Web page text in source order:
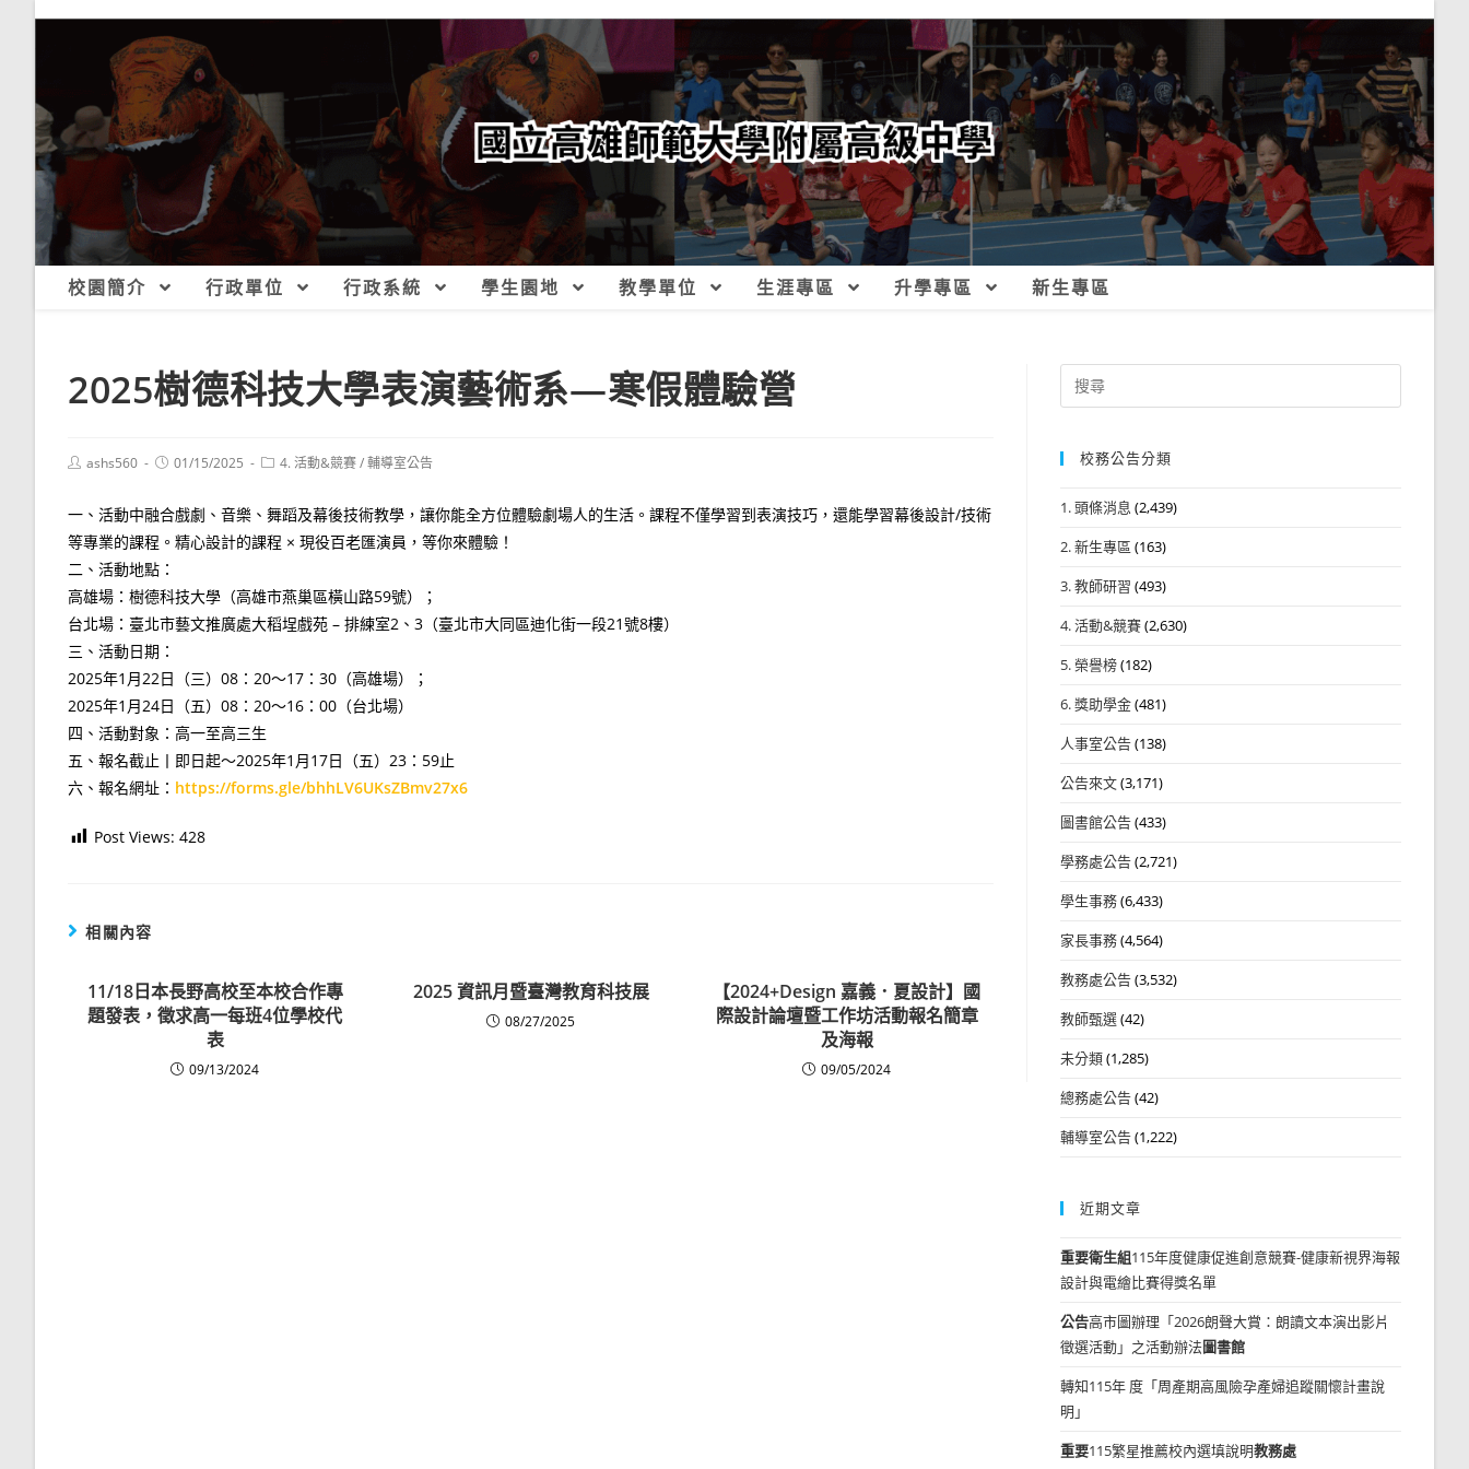
校園簡介 行政單位 行政系統 學生園地 教學單位 生涯專區 升學專區 新生專區
2025樹德科技大學表演藝術系—寒假體驗營
Postashs560
Post01/15/2025
Post4. 活動&競賽/輔導室公告
一、活動中融合戲劇、音樂、舞蹈及幕後技術教學，讓你能全方位體驗劇場人的生活。課程不僅學習到表演技巧，還能學習幕後設計/技術
等專業的課程。精心設計的課程 × 現役百老匯演員，等你來體驗！
二、活動地點：
高雄場：樹德科技大學（高雄市燕巢區橫山路59號）；
台北場：臺北市藝文推廣處大稻埕戲苑 – 排練室2、3（臺北市大同區迪化街一段21號8樓）
三、活動日期：
2025年1月22日（三）08：20～17：30（高雄場）；
2025年1月24日（五）08：20～16：00（台北場）
四、活動對象：高一至高三生
五、報名截止丨即日起～2025年1月17日（五）23：59止
六、報名網址： https://forms.gle/bhhLV6UKsZBmv27x6
Post Views: 428
相關內容
11/18日本長野高校至本校合作專
題發表，徵求高一每班4位學校代
表
09/13/2024
2025 資訊月暨臺灣教育科技展
08/27/2025
【2024+Design 嘉義．夏設計】國
際設計論壇暨工作坊活動報名簡章
及海報
09/05/2024
Search
for:
校務公告分類
1. 頭條消息 (2,439)
2. 新生專區 (163)
3. 教師研習 (493)
4. 活動&競賽(2,630)
5. 榮譽榜(182)
6. 獎助學金(481)
人事室公告(138)
公告來文(3,171)
圖書館公告(433)
學務處公告(2,721)
學生事務(6,433)
家長事務(4,564)
教務處公告(3,532)
教師甄選(42)
未分類(1,285)
總務處公告(42)
輔導室公告(1,222)
近期文章
重要衛生組115年度健康促進創意競賽-健康新視界海報
設計與電繪比賽得獎名單
公告高市圖辦理「2026朗聲大賞：朗讀文本演出影片
徵選活動」之活動辦法圖書館
轉知115年 度「周產期高風險孕產婦追蹤關懷計畫說
明」
重要115繁星推薦校內選填說明教務處